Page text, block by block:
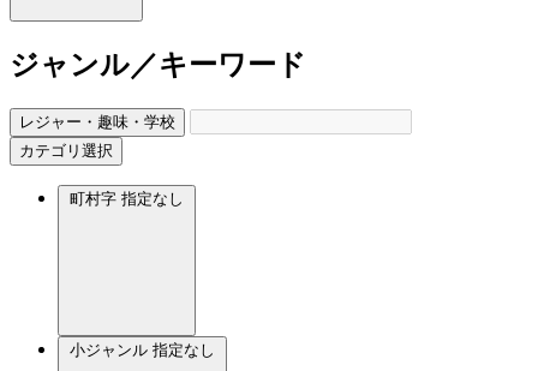
ジャンル／キーワード
レジャー・趣味・学校
カテゴリ選択
町村字 指定なし
小ジャンル 指定なし